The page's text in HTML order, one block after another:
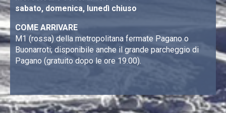
sabato, domenica, lunedì chiuso
COME ARRIVARE
M1 (rossa) della metropolitana fermate Pagano o
Buonarroti; disponibile anche il grande parcheggio di
Pagano (gratuito dopo le ore 19.00).